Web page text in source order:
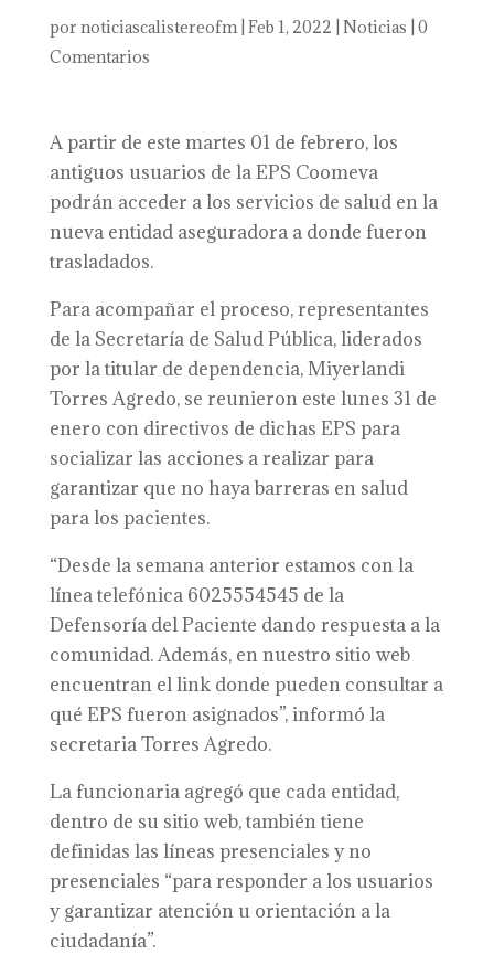
por noticiascalistereofm| Feb 1, 2022 Noticias 0
Comentarios
A partir de este martes 01 de febrero, los
antiguos usuarios de la EPS Coomeva
podrán acceder a los servicios de salud en la
nueva entidad aseguradora a donde fueron
trasladados.
Para acompañar el proceso, representantes
de la Secretaría de Salud Pública, liderados
por la titular de dependencia, Miyerlandi
Torres Agredo, se reunieron este lunes 31 de
enero con directivos de dichas EPS para
socializar las acciones a realizar para
garantizar que no haya barreras en salud
para los pacientes.
“Desde la semana anterior estamos con la
línea telefónica 6025554545 de la
Defensoría del Paciente dando respuesta a la
comunidad. Además, en nuestro sitio web
encuentran el link donde pueden consultar a
qué EPS fueron asignados”, informó la
secretaria Torres Agredo.
La funcionaria agregó que cada entidad,
dentro de su sitio web, también tiene
definidas las líneas presenciales y no
presenciales “para responder a los usuarios
y garantizar atención u orientación a la
ciudadanía”.